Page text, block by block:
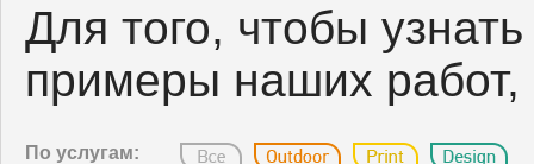
Для того, чтобы
примеры наших работ,
По услугам: